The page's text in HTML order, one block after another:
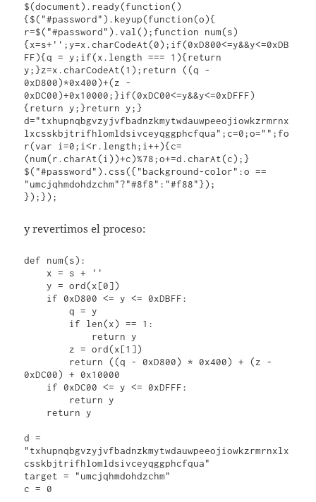
$(document).ready(function()
{$("#password").keyup(function(o){
r=$("#password").val();function num(s)
{x=s+'';y=x.charCodeAt(0);if(0xD800<=y&&y<=0xDB
FF){q = y;if(x.length === 1){return
y;}z=x.charCodeAt(1);return ((q -
0xD800)*0x400)+(z -
0xDC00)+0x10000;}if(0xDC00<=y&&y<=0xDFFF)
{return y;}return y;}
d="txhupnqbgvzyjvfbadnzkmytwdauwpeeojiowkzrmrnx
lxcsskbjtrifhlomldsivceyqggphcfqua";c=0;o="";fo
r(var i=0;i<r.length;i++){c=
(num(r.charAt(i))+c)%78;o+=d.charAt(c);}
$("#password").css({"background-color":o ==
"umcjqhmdohdzchm"?"#8f8":"#f88"});
});});
y revertimos el proceso:
def num(s):
    y = ord(x[0])
        q = y
        z = ord(x[1])
0xDC00) + 0x10000
d =
"txhupnqbgvzyjvfbadnzkmytwdauwpeeojiowkzrmrnxlx
csskbjtrifhlomldsivceyqggphcfqua"
target = "umcjqhmdohdzchm"
c = 0